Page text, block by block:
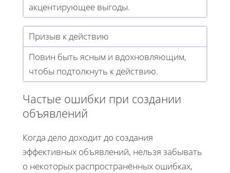
акцентирующее выгоды.
Призыв к действию
Повин быть ясным и вдохновляющим,
чтобы подтолкнуть к действию.
Частые ошибки при создании
объявлений
Когда дело доходит до создания
эффективных объявлений, нельзя забывать
о некоторых распространённых ошибках,